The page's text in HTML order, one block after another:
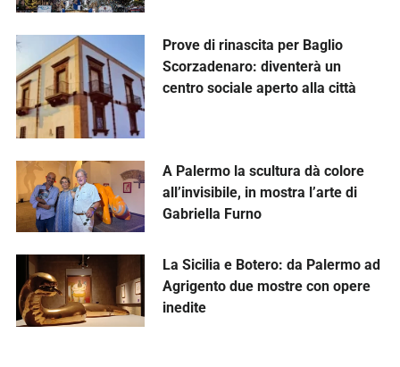
Prove di rinascita per Baglio
Scorzadenaro: diventerà un
centro sociale aperto alla città
A Palermo la scultura dà colore
all’invisibile, in mostra l’arte di
Gabriella Furno
La Sicilia e Botero: da Palermo ad
Agrigento due mostre con opere
inedite